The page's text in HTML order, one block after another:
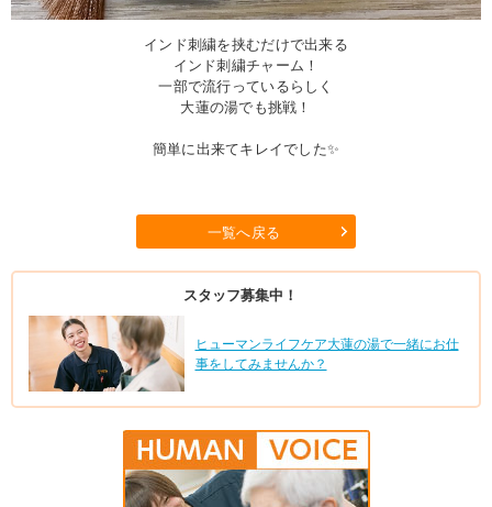
インド刺繍を挟むだけで出来る
インド刺繍チャーム！
一部で流行っているらしく
大蓮の湯でも挑戦！
簡単に出来てキレイでした✨
一覧へ戻る
スタッフ募集中！
ヒューマンライフケア大蓮の湯で一緒にお仕
事をしてみませんか？